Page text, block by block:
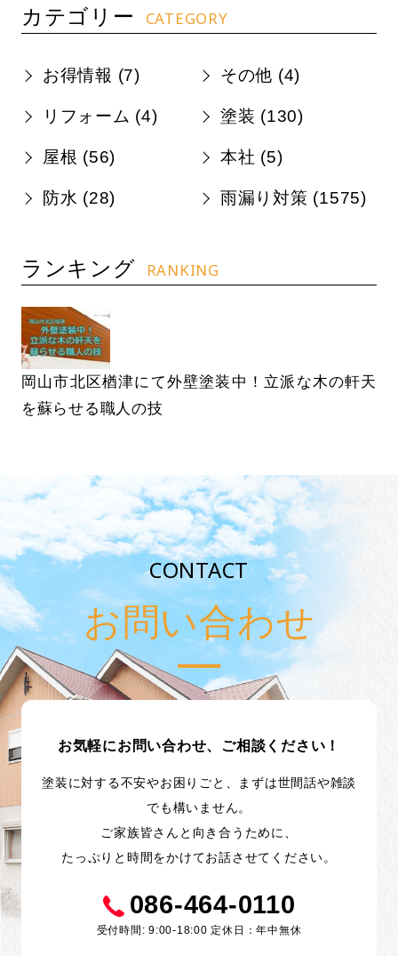
カテゴリー CATEGORY
お得情報 (7) その他 (4)
リフォーム (4) 塗装 (130)
屋根 (56) 本社 (5)
防水 (28) 雨漏り対策 (1575)
ランキング RANKING
岡山市北区楢津にて外壁塗装中！立派な木の軒天
を蘇らせる職人の技
CONTACT
お問い合わせ
お気軽にお問い合わせ、ご相談ください！
塗装に対する不安やお困りごと、まずは世間話や雑談
でも構いません。
ご家族皆さんと向き合うために、
たっぷりと時間をかけてお話させてください。
086-464-0110
受付時間: 9:00-18:00 定休日：年中無休